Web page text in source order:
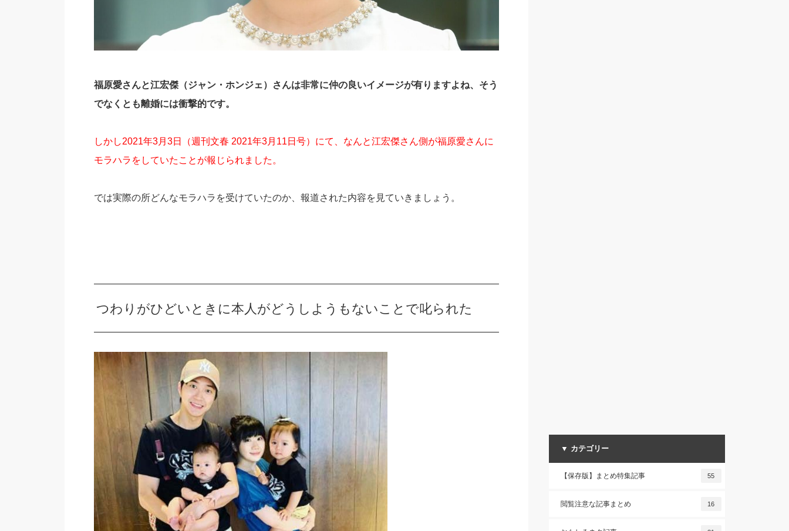
福原愛さんと江宏傑（ジャン・ホンジェ）さんは非常に仲の良いイメージが有りますよね、そう
でなくとも離婚には衝撃的です。
しかし2021年3月3日（週刊文春 2021年3月11日号）にて、なんと江宏傑さん側が福原愛さんに
モラハラをしていたことが報じられました。
では実際の所どんなモラハラを受けていたのか、報道された内容を見ていきましょう。
つわりがひどいときに本人がどうしようもないことで叱られた
▼ カテゴリー
【保存版】まとめ特集記事 55
閲覧注意な記事まとめ 16